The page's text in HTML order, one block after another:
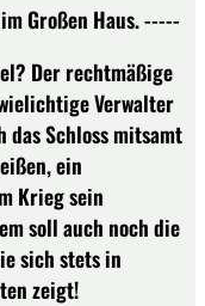
Großen Haus. -----
Der rechtmäßige
Verwalter
Schloss mitsamt
ein
Krieg sein
soll auch noch die
sich stets in
zeigt!